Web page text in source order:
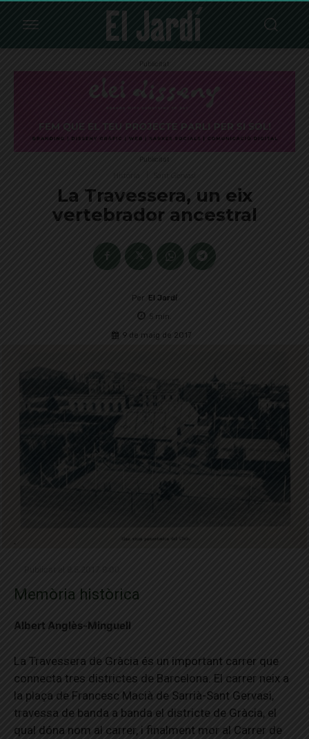
Publicitat
Publicitat
La Travessera, un eix
vertebrador ancestral
Per El Jardí
5 min.
9 de maig de 2017
Memòria històrica
Albert Anglès-Minguell
La Travessera de Gràcia és un important carrer que
connecta tres districtes de Barcelona. El carrer neix a
la plaça de Francesc Macià de Sarrià-Sant Gervasi,
travessa de banda a banda el districte de Gràcia, el
qual dóna nom al carrer, i finalment mor al Carrer de